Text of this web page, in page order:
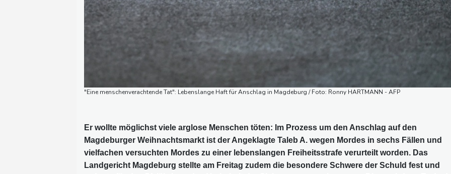
"Eine menschenverachtende Tat": Lebenslange Haft für Anschlag in Magdeburg / Foto: Ronny HARTMANN - AFP
Er wollte möglichst viele arglose Menschen töten: Im Prozess um den Anschlag auf den
Magdeburger Weihnachtsmarkt ist der Angeklagte Taleb A. wegen Mordes in sechs Fällen und
vielfachen versuchten Mordes zu einer lebenslangen Freiheitsstrafe verurteilt worden. Das
Landgericht Magdeburg stellte am Freitag zudem die besondere Schwere der Schuld fest und